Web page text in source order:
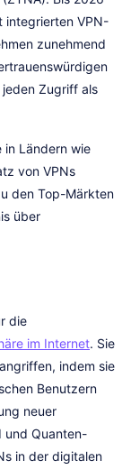
integrierten VPN-
zunehmend
Zugriff als
in Ländern wie
von VPNs
den Top-Märkten
über
die
im Internet. Sie
indem sie
Benutzern
neuer
und Quanten-
in der digitalen